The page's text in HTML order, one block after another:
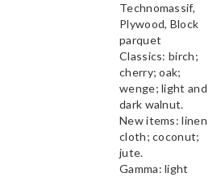
Technomassif,
Plywood, Block
parquet
Classics: birch;
cherry; oak;
wenge; light and
dark walnut.
New items: linen
cloth; coconut;
jute.
Gamma: light